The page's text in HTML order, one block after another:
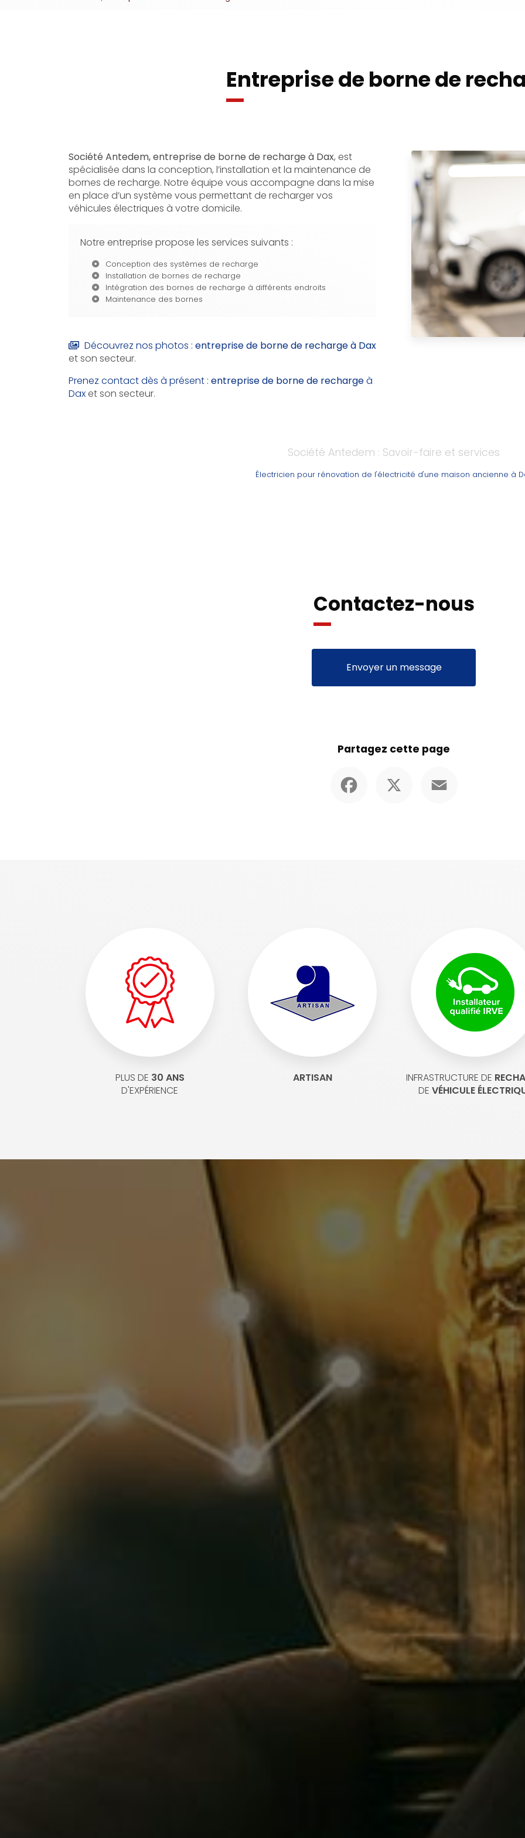
Entreprise de borne de
Société Antedem, entreprise de borne de recharge à Dax, est
spécialisée dans la conception, l’installation et la maintenance de
bornes de recharge. Notre équipe vous accompagne dans la mise
en place d’un système vous permettant de recharger vos
véhicules électriques à votre domicile.
Notre entreprise propose les services suivants :
Conception des systèmes de recharge
Installation de bornes de recharge
Intégration des bornes de recharge à différents endroits
Maintenance des bornes
Découvrez nos photos : entreprise de borne de rechargeà Dax
et son secteur.
Prenez contact dès à présent : entreprise de borne de rechargeà
Daxet son secteur.
Société Antedem : Savoir-faire et services
Électricien pour rénovation de l'électricité d'une maison ancienne à
Contactez-nous
Envoyer un message
Partagez cette page
PLUS DE 30 ANS
D'EXPÉRIENCE
ARTISAN INFRASTRUCTURE DE
DE VÉHICULE